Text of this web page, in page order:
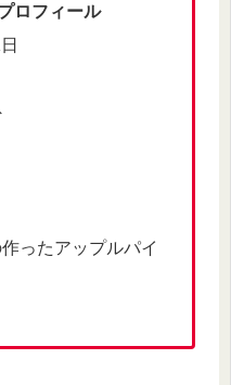
ロフィール
ったアップルパイ